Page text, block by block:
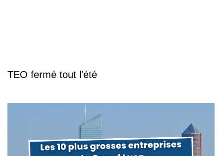
TEO fermé tout l'été